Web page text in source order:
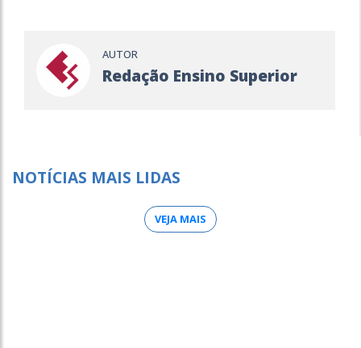
AUTOR
Redação Ensino Superior
NOTÍCIAS MAIS LIDAS
VEJA MAIS